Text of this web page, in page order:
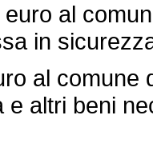
al
in
al
e altri beni